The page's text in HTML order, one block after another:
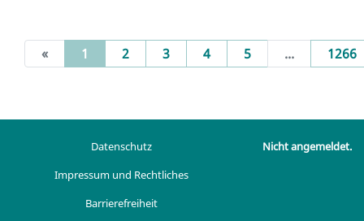
« 1 (current)
2 3 4 5 ... 1266
Datenschutz
Impressum und Rechtliches
Barrierefreiheit
Nicht angemeldet.